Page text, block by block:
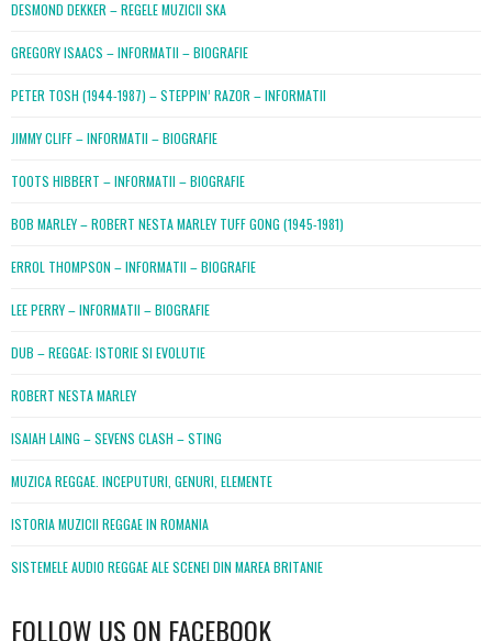
DESMOND DEKKER – REGELE MUZICII SKA
GREGORY ISAACS – INFORMATII – BIOGRAFIE
PETER TOSH (1944-1987) – STEPPIN’ RAZOR – INFORMATII
JIMMY CLIFF – INFORMATII – BIOGRAFIE
TOOTS HIBBERT – INFORMATII – BIOGRAFIE
BOB MARLEY – ROBERT NESTA MARLEY TUFF GONG (1945-1981)
ERROL THOMPSON – INFORMATII – BIOGRAFIE
LEE PERRY – INFORMATII – BIOGRAFIE
DUB – REGGAE: ISTORIE SI EVOLUTIE
ROBERT NESTA MARLEY
ISAIAH LAING – SEVENS CLASH – STING
MUZICA REGGAE. INCEPUTURI, GENURI, ELEMENTE
ISTORIA MUZICII REGGAE IN ROMANIA
SISTEMELE AUDIO REGGAE ALE SCENEI DIN MAREA BRITANIE
FOLLOW US ON FACEBOOK